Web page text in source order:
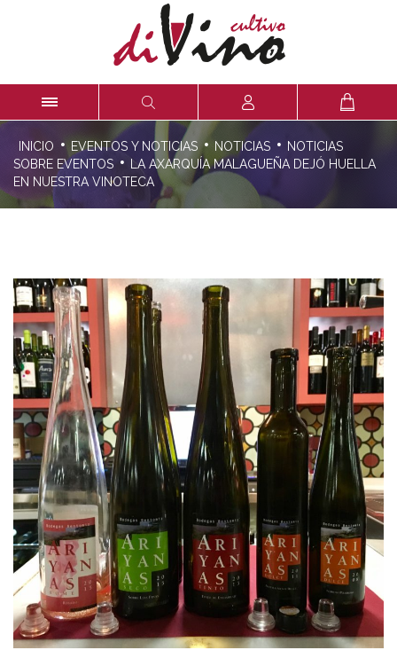
INICIO · EVENTOS Y NOTICIAS · NOTICIAS · NOTICIAS
SOBRE EVENTOS ·
LA AXARQUÍA MALAGUEÑA DEJÓ HUELLA
EN NUESTRA VINOTECA